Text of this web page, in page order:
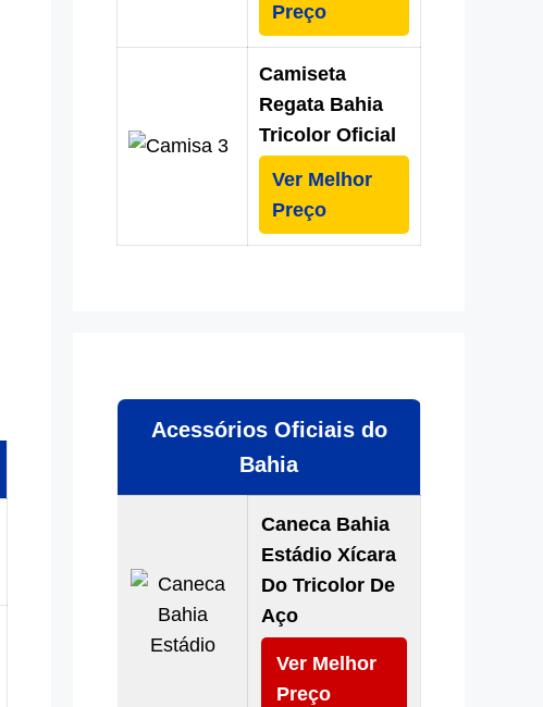
Preço
Camiseta
Regata Bahia
Tricolor Oficial
Ver Melhor
Preço
Acessórios Oficiais do
Bahia
Caneca Bahia
Estádio Xícara
Do Tricolor De
Aço
Ver Melhor
Preço